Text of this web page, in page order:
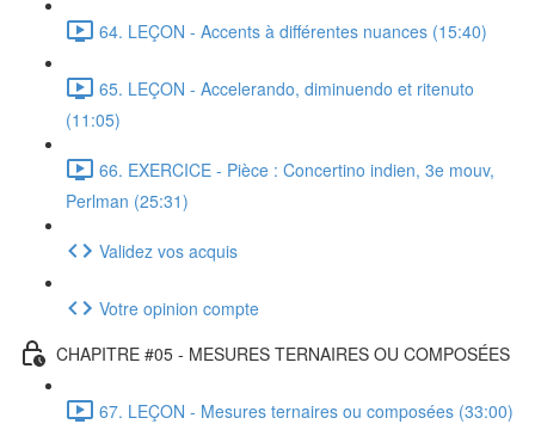
64. LEÇON - Accents à différentes nuances (15:40)
65. LEÇON - Accelerando, diminuendo et ritenuto
(11:05)
66. EXERCICE - Pièce : Concertino indien, 3e mouv,
Perlman (25:31)
Validez vos acquis
Votre opinion compte
CHAPITRE #05 - MESURES TERNAIRES OU COMPOSÉES
67. LEÇON - Mesures ternaires ou composées (33:00)